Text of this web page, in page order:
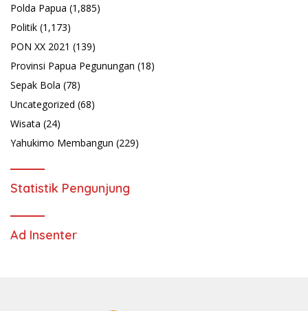
Polda Papua (1,885)
Politik (1,173)
PON XX 2021 (139)
Provinsi Papua Pegunungan (18)
Sepak Bola (78)
Uncategorized (68)
Wisata (24)
Yahukimo Membangun (229)
Statistik Pengunjung
Ad Insenter